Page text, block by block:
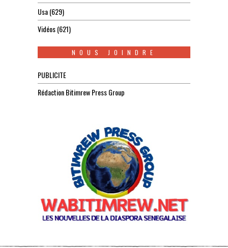
Usa(629)
Vidéos(621)
NOUS JOINDRE
PUBLICITE
Rédaction Bitimrew Press Group